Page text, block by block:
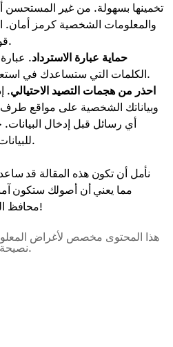
تخمينها بسهولة. من غير المستحسن
والمعلومات الشخصية كرمز أمان.
قوي، ولكن تأكد من أنه آمن.
حماية عبارة الاسترداد.
الكلمات التي ستساعدك في استعادة الوصول إلى محفظتك.
احذر من هجمات التصيد الاحتيالي.
وبياناتك الشخصية على مواقع
أي رسائل قبل إدخال
للبيانات قد يعرض الأصول للخطر.
نأمل أن تكون هذه المقالة قد
مما يعني أن أصولك ستكون
محافظ العملات الرقمية في التعليقات!
هذا المحتوى مخصص لأغراض
نصيحة مالية أو استثمارية أو قانونية.